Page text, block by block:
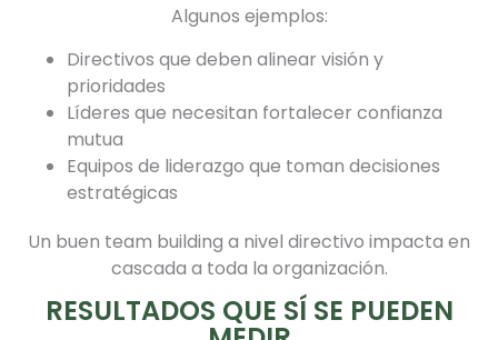
Algunos ejemplos:
Directivos que deben alinear visión y
prioridades
Líderes que necesitan fortalecer confianza
mutua
Equipos de liderazgo que toman decisiones
estratégicas
Un buen team building a nivel directivo impacta en
cascada a toda la organización.
RESULTADOS QUE SÍ SE PUEDEN